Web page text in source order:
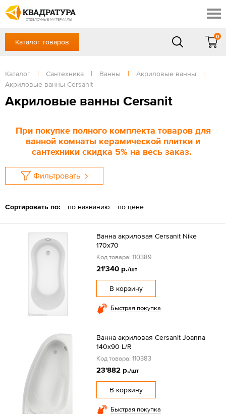
ОТДЕЛОЧНЫЕ МАТЕРИАЛЫ
Профи
Контакты
Доставка и оплата
Выставочный зал
Готовые решения
+7 (861) 217-94-70
Сб, Вс — выходной
ЗАКАЗАТЬ ЗВОНОК
Каталог товаров
0
Каталог | Сантехника | Ванны | Акриловые ванны
|
Акриловые ванны Cersanit
Акриловые ванны Cersanit
При покупке полного комплекта товаров для
ванной комнаты керамической плитки и
сантехники скидка 5% на весь заказ.
Фильтровать
Сортировать по: по названию по цене
Ванна акриловая Cersanit Nike
170x70
Код товара: 110389
21'340 р./шт
В корзину
Быстрая покупка
Ванна акриловая Cersanit Joanna
140x90 L/R
Код товара: 110383
23'882 р./шт
В корзину
Быстрая покупка